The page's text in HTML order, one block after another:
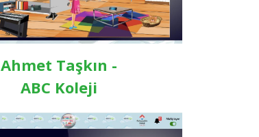
Ahmet Taşkın -
ABC Koleji